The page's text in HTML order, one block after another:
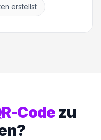
erstellst
Codezu